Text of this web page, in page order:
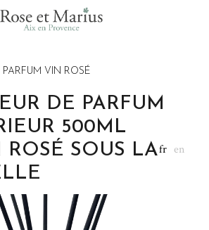
fr en
PARFUM VIN ROSÉ
DE PARFUM
500ML
SOUS LA